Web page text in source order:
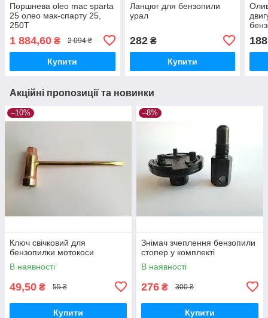
Поршнева oleo mac sparta
25 олео мак-спарту 25,
250Т
1 884,60 ₴ 2 094 ₴
Купити
Ланцюг для бензопили
урал
282₴
Купити
188
Акційні пропозиції та новинки
–10%
Ключ свічковий для
бензопилки мотокоси
В наявності
49,50 ₴ 55 ₴
Купити
–8%
Знімач зчеплення бензопили
стопер у комплекті
В наявності
276 ₴ 300 ₴
Купити